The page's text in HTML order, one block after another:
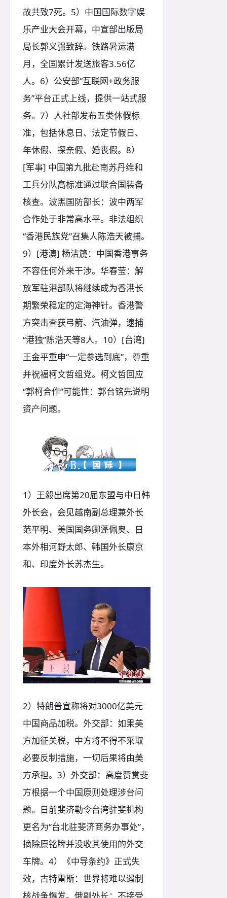
故共致7死。5）中国国际数字娱
乐产业大会开幕，中宣部出版局
局长郭义强致辞。铁路暑运满
月，全国累计发送旅客3.56亿
人。6）公安部“互联网+政务服
务”平台正式上线，提供一站式服
务。7）人社部发布五类休假标
准，包括休息日、法定节假日、
年休假、探亲假、婚丧假。8）
[军事] 中国第九批赴南苏丹维和
工兵分队高标准通过联合国装备
核查。波黑国防部长：波中两军
合作处于非常高水平。非法组织
“香港民族党”召集人陈浩天被捕。
9）[港澳] 杨洁篪：中国香港事务
不容任何外来干涉。华春莹：解
放军驻港部队将继续成为香港长
期繁荣稳定的定海神针。香港警
方突击查获弓箭、汽油弹，逮捕
“港独”陈浩天等8人。10）[台湾]
王金平重申“一定参选到底”，尊重
并祝福柯文哲组党。柯文哲回应
“郭柯合作”可能性：郭台铭先说明
资产问题。
1）王毅出席第20届东盟与中日韩
外长会，会见越南副总理兼外长
范平明、美国国务卿蓬佩奥、日
本外相河野太郎、韩国外长康京
和、印度外长苏杰生。
2）特朗普宣称将对3000亿美元
中国商品加税。外交部：如果美
方加征关税，中方将不得不采取
必要反制措施，一切后果将由美
方承担。3）外交部：高度赞赏斐
方根据一个中国原则处理涉台问
题。日前斐济勒令台湾驻斐机构
更名为“台北驻斐济商务办事处”，
摘除原铭牌并没收其使用的外交
车牌。4）《中导条约》正式失
效，古特雷斯：世界将难以遏制
核战争爆发。俄副外长：不接受